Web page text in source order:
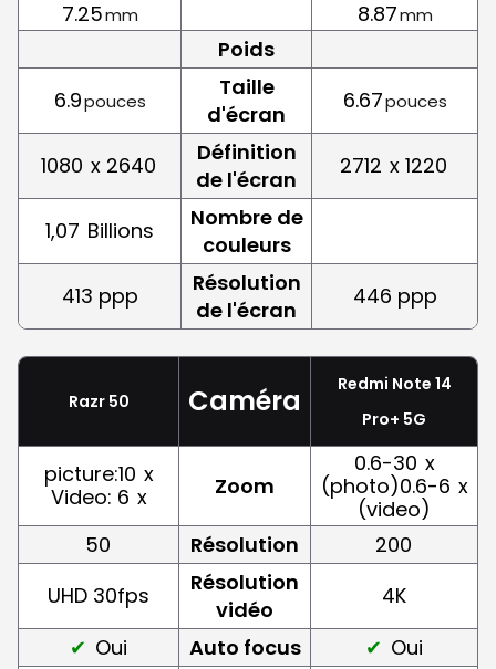
7.25mm
8.87mm
Poids
6.9pouces
Taille
d'écran
6.67pouces
1080 x 2640
Définition
de l'écran
2712 x 1220
1,07 Billions
Nombre de
couleurs
413 ppp
Résolution
de l'écran
446 ppp
Razr 50 Caméra
Redmi Note 14
Pro+ 5G
picture:10 x
Video: 6 x Zoom
0.6-30 x
(photo)0.6-6 x
(video)
50
Résolution
200
UHD 30fps
Résolution
vidéo
4K
Oui
Auto focus
Oui